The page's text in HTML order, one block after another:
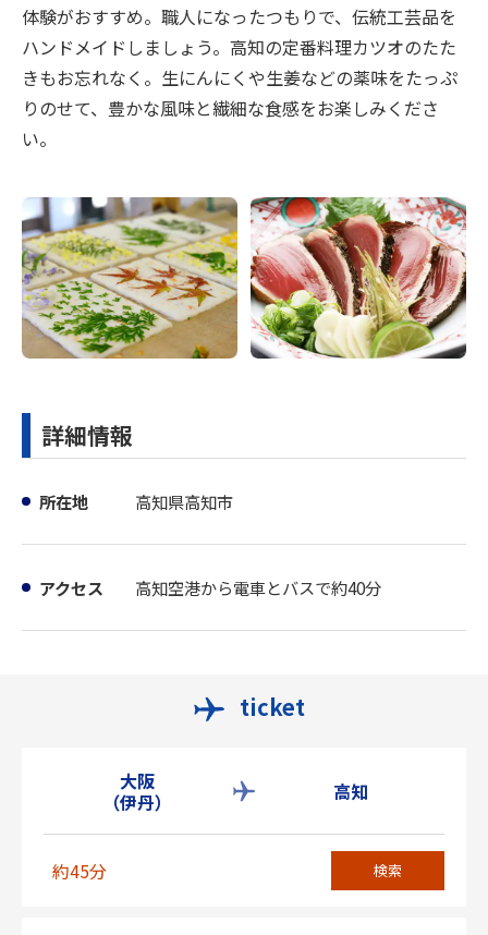
体験がおすすめ。職人になったつもりで、伝統工芸品を
ハンドメイドしましょう。高知の定番料理カツオのたた
きもお忘れなく。生にんにくや生姜などの薬味をたっぷ
りのせて、豊かな風味と繊細な食感をお楽しみくださ
い。
詳細情報
所在地 高知県高知市
アクセス 高知空港から電車とバスで約40分
ticket
大阪
（伊丹）
高知
約45分 検索